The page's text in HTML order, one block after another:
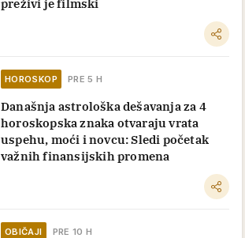
HOROSKOP PRE 5 H
Današnja astrološka dešavanja za 4
horoskopska znaka otvaraju vrata
uspehu, moći i novcu: Sledi početak
važnih finansijskih promena
OBIČAJI PRE 10 H